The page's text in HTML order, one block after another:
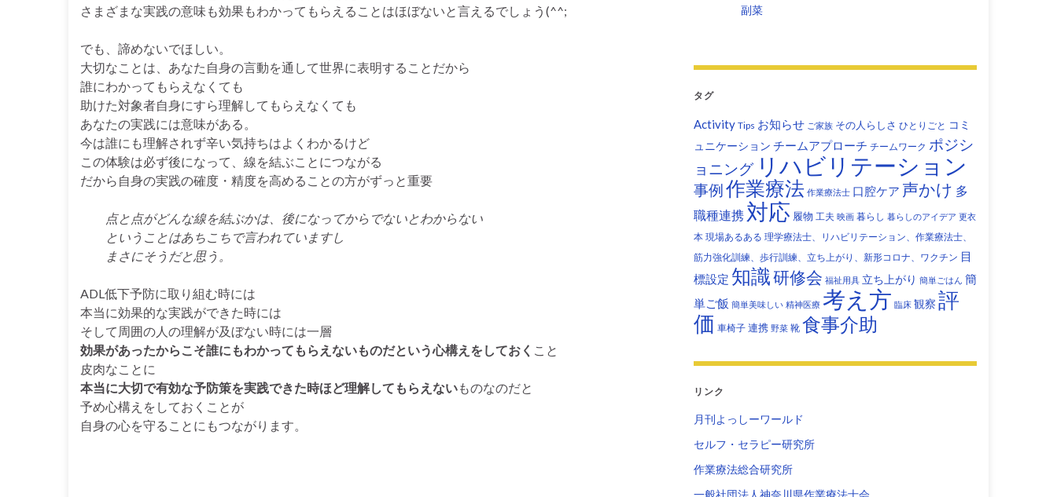
さまざまな実践の意味も効果もわかってもらえることはほぼないと言えるでしょう(^^;
でも、諦めないでほしい。
大切なことは、あなた自身の言動を通して世界に表明することだから
誰にわかってもらえなくても
助けた対象者自身にすら理解してもらえなくても
あなたの実践には意味がある。
今は誰にも理解されず辛い気持ちはよくわかるけど
この体験は必ず後になって、線を結ぶことにつながる
だから自身の実践の確度・精度を高めることの方がずっと重要
点と点がどんな線を結ぶかは、後になってからでないとわからない
ということはあちこちで言われていますし
まさにそうだと思う。
ADL低下予防に取り組む時には
本当に効果的な実践ができた時には
そして周囲の人の理解が及ぼない時には一層
効果があったからこそ誰にもわかってもらえないものだという心構えをしておく こと
皮肉なことに
本当に大切で有効な予防策を実践できた時ほど理解してもらえないものなのだと
予め心構えをしておくことが
自身の心を守ることにもつながります。
副菜
タグ
Activity Tips お知らせ ご家族 その人らしさ ひとりごと コミ
ュニケーション チームアプローチ チームワーク ポジシ
ョニング リハビリテーション
事例作業療法 作業療法士 口腔ケア 声かけ 多
職種連携 対応 履物 工夫 映画 暮らし 暮らしのアイデア 更衣
本 現場あるある 理学療法士、リハビリテーション、作業療法士、
筋力強化訓練、歩行訓練、立ち上がり、新形コロナ、ワクチン 目
標設定 知識研修会 福祉用具 立ち上がり 簡単ごはん 簡
単ご飯 簡単美味しい 精神医療 考え方 臨床 観察 評
価 車椅子 連携 野菜 靴 食事介助
リンク
月刊よっしーワールド
セルフ・セラピー研究所
作業療法総合研究所
一般社団法人神奈川県作業療法士会